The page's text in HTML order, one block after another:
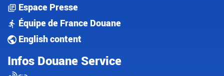
Espace Presse
Équipe de France Douane
English content
Infos Douane Service